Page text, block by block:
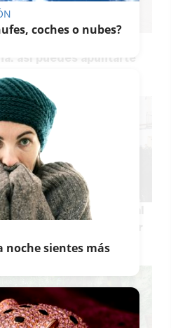
para la 18ª etapa de La
así puedes apuntarte
de lujo junto al Arenal
áticos de 42 metros por
coches o nubes?
noche sientes más